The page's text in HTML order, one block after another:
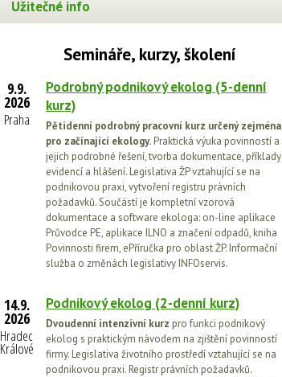
Užitečné info
Semináře, kurzy, školení
9.9.
2026
Praha
Podrobný podnikový ekolog (5-denní
kurz)
Pětidenní podrobný pracovní kurz určený zejména
pro začínající ekology. Praktická výuka povinností a
jejich podrobné řešení, tvorba dokumentace, příklady
evidencí a hlášení. Legislativa ŽP vztahující se na
podnikovou praxi, vytvoření registru právních
požadavků. Součástí je kompletní vzorová
dokumentace a software ekologa: on-line aplikace
Průvodce PE, aplikace ILNO a značení odpadů, kniha
Povinnosti firem, ePříručka pro oblast ŽP. Informační
služba o změnách legislativy INFOservis.
14.9.
2026
Hradec
Králové
Podnikový ekolog (2-denní kurz)
Dvoudenní intenzivní kurz pro funkci podnikový
ekolog s praktickým návodem na zjištění povinností
firmy. Legislativa životního prostředí vztahující se na
podnikovou praxi. Registr právních požadavků.